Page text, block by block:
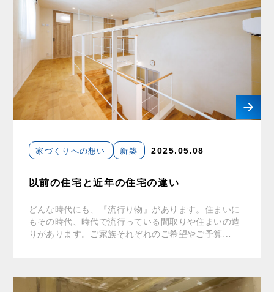
家づくりへの想い 新築 2025.05.08
以前の住宅と近年の住宅の違い
どんな時代にも、『流行り物』があります。住まいに
もその時代、時代で流行っている間取りや住まいの造
りがあります。ご家族それぞれのご希望やご予算…